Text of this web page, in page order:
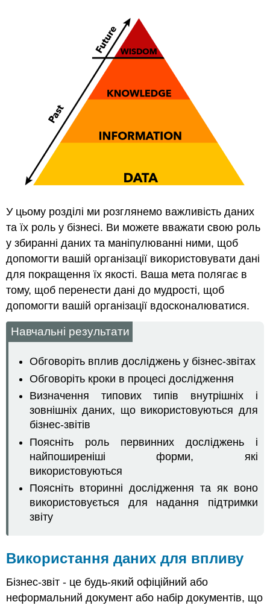
У цьому розділі ми розглянемо важливість даних
та їх роль у бізнесі. Ви можете вважати свою роль
у збиранні даних та маніпулюванні ними, щоб
допомогти вашій організації використовувати дані
для покращення їх якості. Ваша мета полягає в
тому, щоб перенести дані до мудрості, щоб
допомогти вашій організації вдосконалюватися.
Навчальні результати
Обговоріть вплив досліджень у бізнес-звітах
Обговоріть кроки в процесі дослідження
Визначення типових типів внутрішніх і
зовнішніх даних, що використовуються для
бізнес-звітів
Поясніть роль первинних досліджень і
найпоширеніші форми, які
використовуються
Поясніть вторинні дослідження та як воно
використовується для надання підтримки
звіту
Використання даних для впливу
Бізнес-звіт - це будь-який офіційний або
неформальний документ або набір документів, що